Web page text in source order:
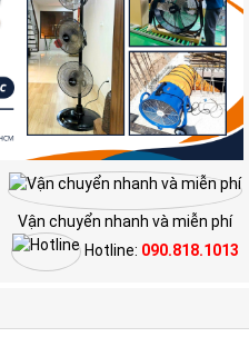
Vận chuyển nhanh và miễn phí
Hotline: 090.818.1013